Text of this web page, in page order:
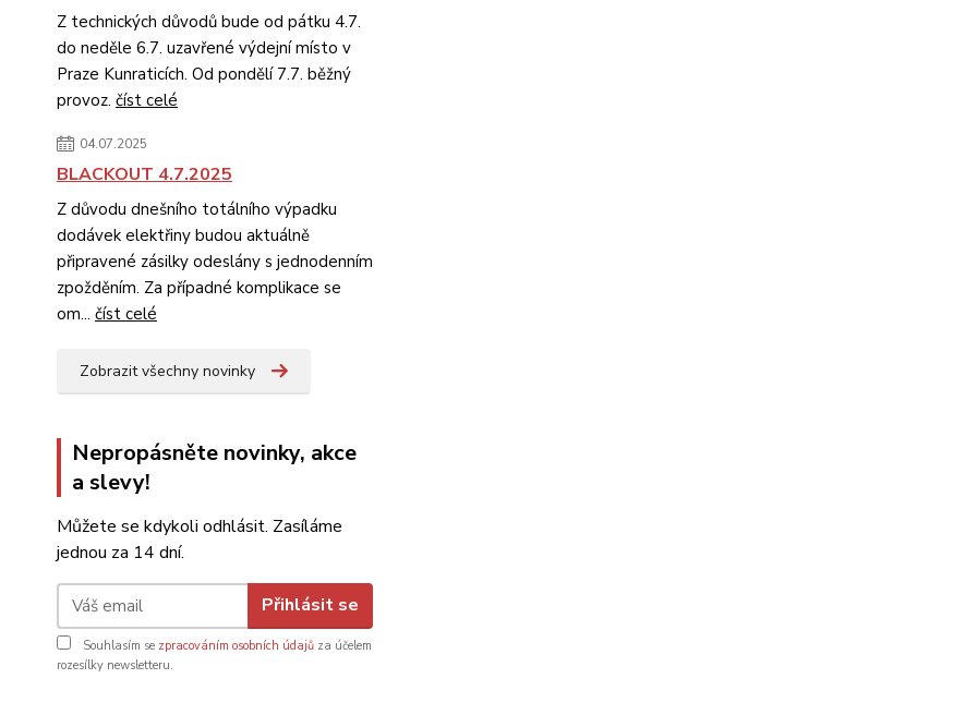
Z technických důvodů bude od pátku 4.7.
do neděle 6.7. uzavřené výdejní místo v
Praze Kunraticích. Od pondělí 7.7. běžný
provoz. číst celé
04.07.2025
BLACKOUT 4.7.2025
Z důvodu dnešního totálního výpadku
dodávek elektřiny budou aktuálně
připravené zásilky odeslány s jednodenním
zpožděním. Za případné komplikace se
om... číst celé
Zobrazit všechny novinky
Nepropásněte novinky, akce
a slevy!
Můžete se kdykoli odhlásit. Zasíláme
jednou za 14 dní.
Přihlásit se
Souhlasím se zpracováním osobních údajů za účelem
rozesílky newsletteru.